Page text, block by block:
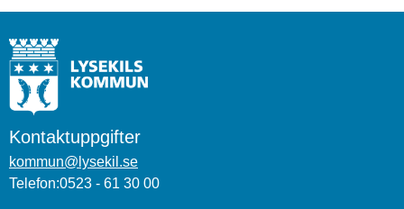
Kontaktuppgifter
kommun@lysekil.se
Telefon:0523 - 61 30 00